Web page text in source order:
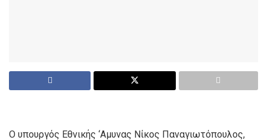
O υπουργός Εθνικής ‘Αμυνας Νίκος Παναγιωτόπουλος,